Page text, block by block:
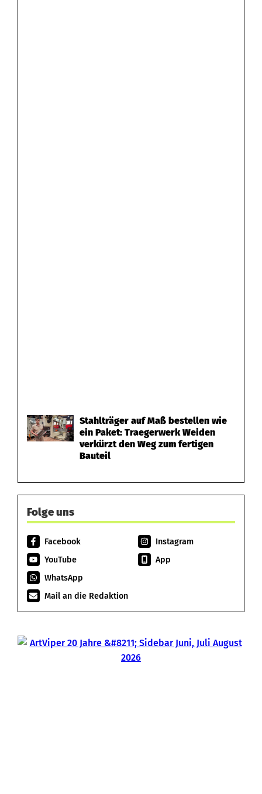
Stahlträger auf Maß bestellen wie
ein Paket: Traegerwerk Weiden
verkürzt den Weg zum fertigen
Bauteil
Folge uns
Facebook
Instagram
YouTube
App
WhatsApp
Mail an die Redaktion